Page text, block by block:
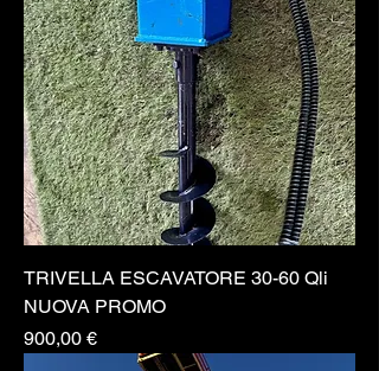
TRIVELLA ESCAVATORE 30-60 Qli
NUOVA PROMO
Prezzo
900,00 €